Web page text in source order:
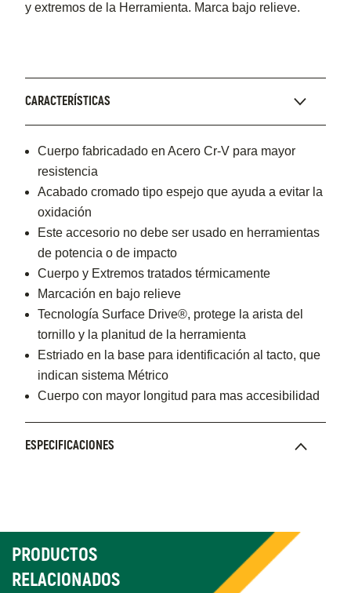
y extremos de la Herramienta. Marca bajo relieve.
CARACTERÍSTICAS
Cuerpo fabricadado en Acero Cr-V para mayor
resistencia
Acabado cromado tipo espejo que ayuda a evitar la
oxidación
Este accesorio no debe ser usado en herramientas
de potencia o de impacto
Cuerpo y Extremos tratados térmicamente
Marcación en bajo relieve
Tecnología Surface Drive®, protege la arista del
tornillo y la planitud de la herramienta
Estriado en la base para identificación al tacto, que
indican sistema Métrico
Cuerpo con mayor longitud para mas accesibilidad
ESPECIFICACIONES
PRODUCTOS
RELACIONADOS